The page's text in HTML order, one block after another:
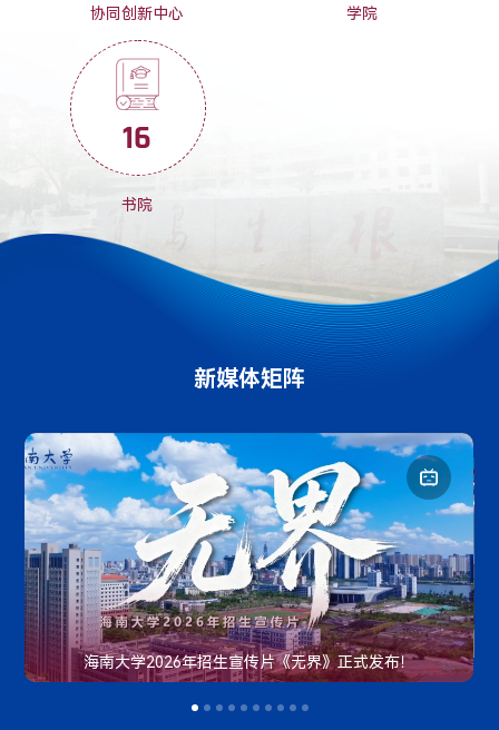
协同创新中心 学院
16
书院
新媒体矩阵
海南大学2026年招生宣传片《无界》正式发布！